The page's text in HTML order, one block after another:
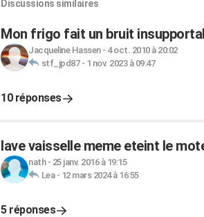
Discussions similaires
Mon frigo fait un bruit
Jacqueline Hassen- 4 oct. 2010 à 20:02
stf_jpd87- 1 nov. 2023 à 09:47
10 réponses
lave vaisselle meme eteint le
nath- 25 janv. 2016 à 19:15
Lea- 12 mars 2024 à 16:55
5 réponses